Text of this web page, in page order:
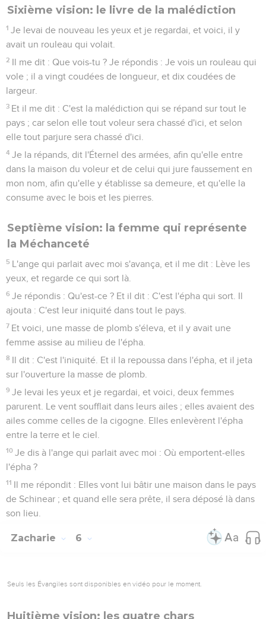
Sixième vision: le livre de la malédiction
1 Je levai de nouveau les yeux et je regardai, et voici, il y
avait un rouleau qui volait.
2 Il me dit : Que vois-tu ? Je répondis : Je vois un rouleau qui
vole ; il a vingt coudées de longueur, et dix coudées de
largeur.
3 Et il me dit : C'est la malédiction qui se répand sur tout le
pays ; car selon elle tout voleur sera chassé d'ici, et selon
elle tout parjure sera chassé d'ici.
4 Je la répands, dit l'Éternel des armées, afin qu'elle entre
dans la maison du voleur et de celui qui jure faussement en
mon nom, afin qu'elle y établisse sa demeure, et qu'elle la
consume avec le bois et les pierres.
Septième vision: la femme qui représente
la Méchanceté
5 L'ange qui parlait avec moi s'avança, et il me dit : Lève les
yeux, et regarde ce qui sort là.
6 Je répondis : Qu'est-ce ? Et il dit : C'est l'épha qui sort. Il
ajouta : C'est leur iniquité dans tout le pays.
7 Et voici, une masse de plomb s'éleva, et il y avait une
femme assise au milieu de l'épha.
8 Il dit : C'est l'iniquité. Et il la repoussa dans l'épha, et il jeta
sur l'ouverture la masse de plomb.
9 Je levai les yeux et je regardai, et voici, deux femmes
parurent. Le vent soufflait dans leurs ailes ; elles avaient des
ailes comme celles de la cigogne. Elles enlevèrent l'épha
entre la terre et le ciel.
10 Je dis à l'ange qui parlait avec moi : Où emportent-elles
l'épha ?
11 Il me répondit : Elles vont lui bâtir une maison dans le pays
de Schinear ; et quand elle sera prête, il sera déposé là dans
son lieu.
Zacharie 6
Seuls les Évangiles sont disponibles en vidéo pour le moment.
Huitième vision: les quatre chars